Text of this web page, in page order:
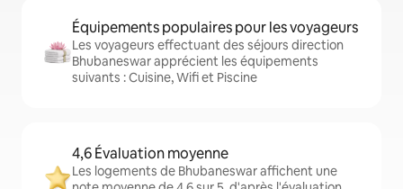
Équipements populaires pour les voyageurs
Les voyageurs effectuant des séjours direction
Bhubaneswar apprécient les équipements
suivants : Cuisine, Wifi et Piscine
4,6 Évaluation moyenne
Les logements de Bhubaneswar affichent une